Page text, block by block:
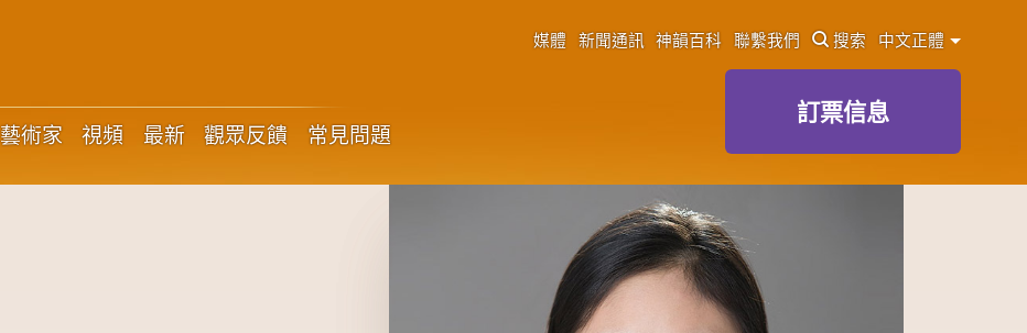
藝術家 視頻 最新 觀眾反饋 常見問題
媒體 新聞通訊 神韻百科 聯繫我們 搜索 中文正體
訂票信息